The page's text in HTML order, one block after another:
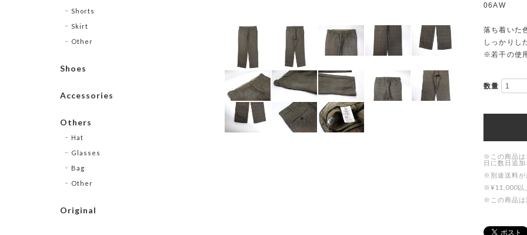
06AW
落ち着いた
しっかりし
※若干の使
数量
※この商品は
日に数日追
※別途送料が
※¥11,000以
※この商品は
Shorts
Skirt
Other
Shoes
Accessories
Others
Hat
Glasses
Bag
Other
Original